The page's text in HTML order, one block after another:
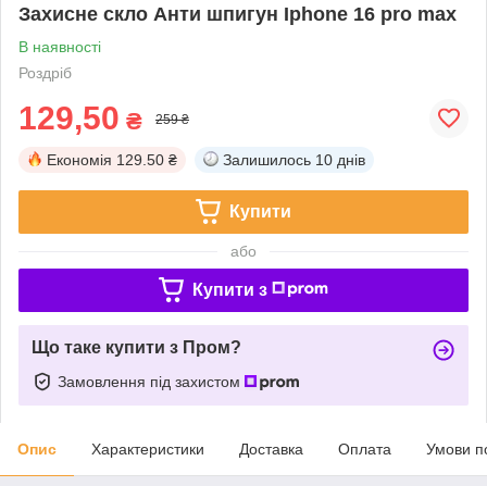
Захисне скло Анти шпигун Iphone 16 pro max
В наявності
Роздріб
129,50 ₴ 259 ₴
Економія 129.50 ₴ Залишилось 10 днів
Купити
або
Купити з
Що таке купити з Пром?
Замовлення під захистом
Опис Характеристики Доставка Оплата Умови